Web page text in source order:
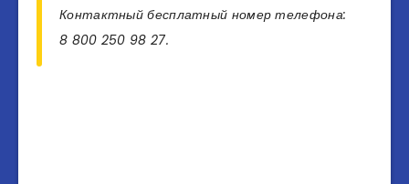
Контактный бесплатный номер телефона:
8 800 250 98 27.